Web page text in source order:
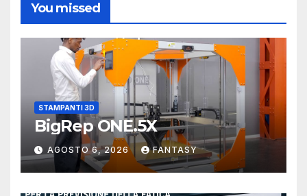
You missed
STAMPANTI 3D
BigRep ONE.5X
AGOSTO 6, 2026 FANTASY